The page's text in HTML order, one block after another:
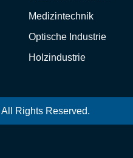
Medizintechnik
Optische Industrie
Holzindustrie
Rights Reserved.